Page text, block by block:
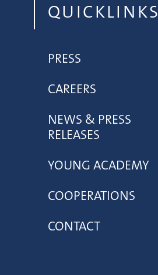
QUICKLINKS
PRESS
CAREERS
NEWS & PRESS
RELEASES
YOUNG ACADEMY
COOPERATIONS
CONTACT